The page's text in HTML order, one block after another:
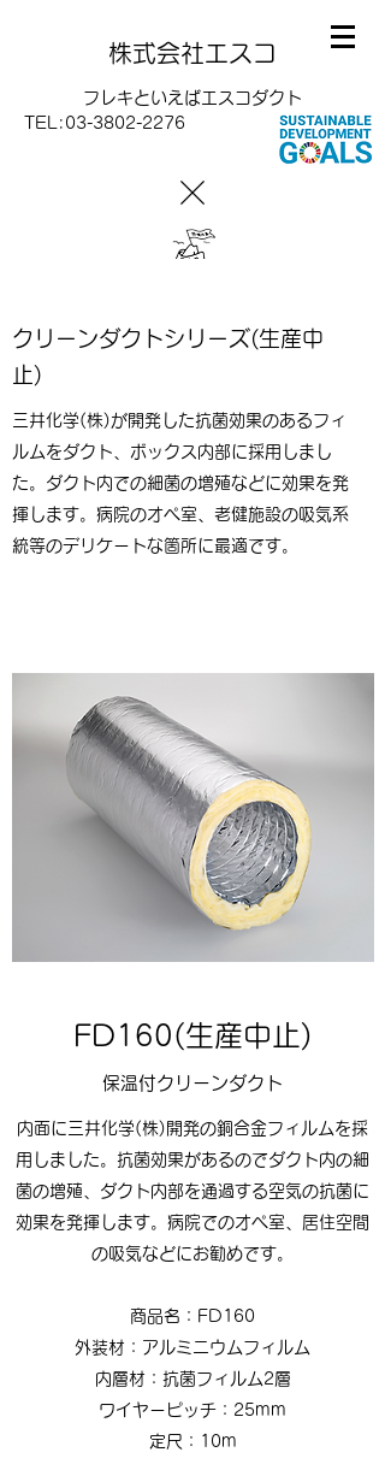
株式会社エスコ
フレキといえばエスコダクト
TEL: 03-3802-2276
クリーンダクトシリーズ(生産中
止)
三井化学(株)が開発した抗菌効果のあるフィ
ルムをダクト、ボックス内部に採用しまし
た。ダクト内での細菌の増殖などに効果を発
揮します。病院のオペ室、老健施設の吸気系
統等のデリケートな箇所に最適です。
FD160(生産中止)
保温付クリーンダクト
​内面に三井化学(株)開発の銅合金フィルムを採
用しました。抗菌効果があるのでダクト内の細
菌の増殖、ダクト内部を通過する空気の抗菌に
効果を発揮します。病院でのオペ室、居住空間
の吸気などにお勧めです。
商品名：FD160
外装材：アルミニウムフィルム
内層材：抗菌フィルム2層
ワイヤーピッチ：25mm
定尺：10m